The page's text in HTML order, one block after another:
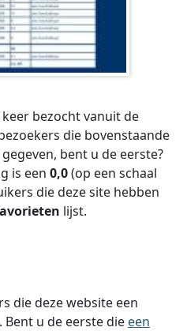
keer bezocht vanuit de
die bovenstaande
bent u de eerste?
is een 0,0(op een schaal
die deze site hebben
lijst.
die deze website een
Bent u de eerste die een